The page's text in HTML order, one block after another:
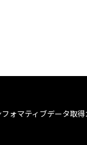
フォマティブデータ取